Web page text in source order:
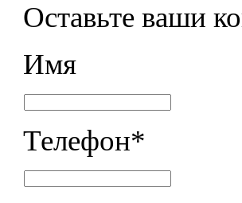
Оставьте ваши
Имя
Телефон*